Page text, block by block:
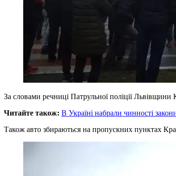
За словами речниці Патрульної поліції
Читайте також: В Україні набрали чинності
Також авто збираються на пропускних пунктах